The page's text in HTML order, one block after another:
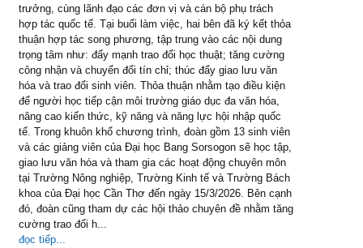
trưởng, cùng lãnh đạo các đơn vị và cán bộ phụ trách
hợp tác quốc tế. Tại buổi làm việc, hai bên đã ký kết thỏa
thuận hợp tác song phương, tập trung vào các nội dung
trọng tâm như: đẩy mạnh trao đổi học thuật; tăng cường
công nhận và chuyển đổi tín chỉ; thúc đẩy giao lưu văn
hóa và trao đổi sinh viên. Thỏa thuận nhằm tạo điều kiện
để người học tiếp cận môi trường giáo dục đa văn hóa,
nâng cao kiến thức, kỹ năng và năng lực hội nhập quốc
tế. Trong khuôn khổ chương trình, đoàn gồm 13 sinh viên
và các giảng viên của Đại học Bang Sorsogon sẽ học tập,
giao lưu văn hóa và tham gia các hoạt động chuyên môn
tại Trường Nông nghiệp, Trường Kinh tế và Trường Bách
khoa của Đại học Cần Thơ đến ngày 15/3/2026. Bên cạnh
đó, đoàn cũng tham dự các hội thảo chuyên đề nhằm tăng
cường trao đổi h...
đọc tiếp...